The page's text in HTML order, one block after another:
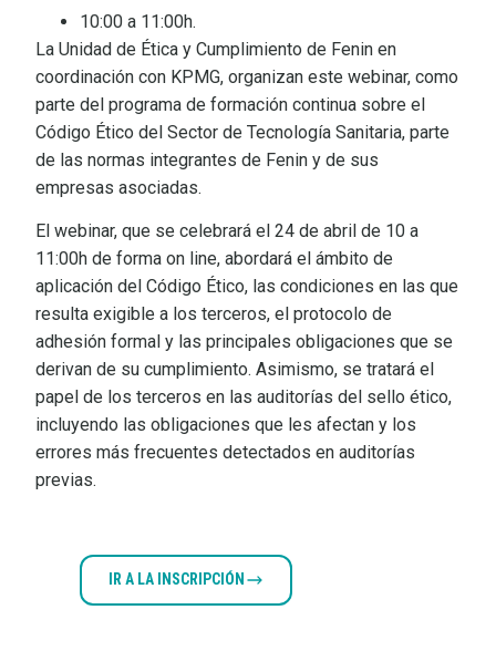
10:00 a 11:00h.
La Unidad de Ética y Cumplimiento de Fenin en
coordinación con KPMG, organizan este webinar, como
parte del programa de formación continua sobre el
Código Ético del Sector de Tecnología Sanitaria, parte
de las normas integrantes de Fenin y de sus
empresas asociadas.
El webinar, que se celebrará el 24 de abril de 10 a
11:00h de forma on line, abordará el ámbito de
aplicación del Código Ético, las condiciones en las que
resulta exigible a los terceros, el protocolo de
adhesión formal y las principales obligaciones que se
derivan de su cumplimiento. Asimismo, se tratará el
papel de los terceros en las auditorías del sello ético,
incluyendo las obligaciones que les afectan y los
errores más frecuentes detectados en auditorías
previas.
VER
PROGRAMA
IR A LA INSCRIPCIÓN